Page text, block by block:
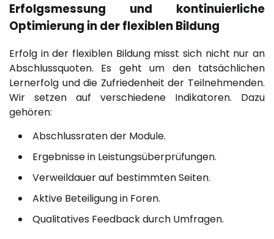
Erfolgsmessung und kontinuierliche
Optimierung in der flexiblen Bildung
Erfolg in der flexiblen Bildung misst sich nicht nur an
Abschlussquoten. Es geht um den tatsächlichen
Lernerfolg und die Zufriedenheit der Teilnehmenden.
Wir setzen auf verschiedene Indikatoren. Dazu
gehören:
Abschlussraten der Module.
Ergebnisse in Leistungsüberprüfungen.
Verweildauer auf bestimmten Seiten.
Aktive Beteiligung in Foren.
Qualitatives Feedback durch Umfragen.